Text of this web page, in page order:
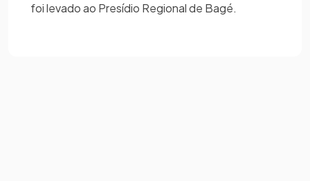
foi levado ao Presídio Regional de Bagé.